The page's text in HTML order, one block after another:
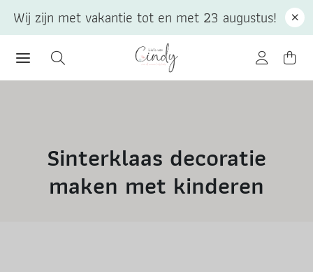
Sinterklaas decoratie
maken met kinderen
Wij zijn met vakantie tot en met 23 augustus!